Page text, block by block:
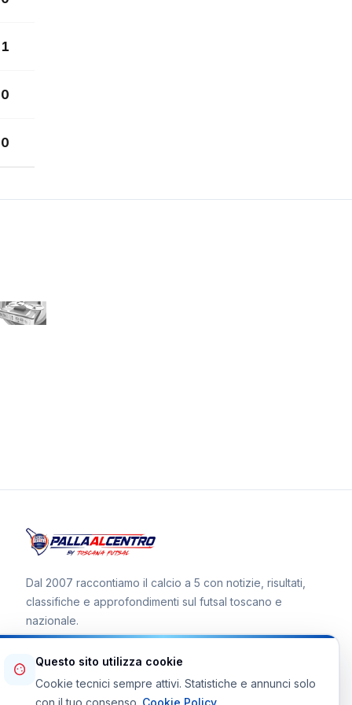
1
0
0
Dal 2007 raccontiamo il calcio a 5 con notizie, risultati,
classifiche e approfondimenti sul futsal toscano e
nazionale.
Canale WhatsApp
Questo sito utilizza cookie
Cookie tecnici sempre attivi. Statistiche e annunci solo
con il tuo consenso. Cookie Policy